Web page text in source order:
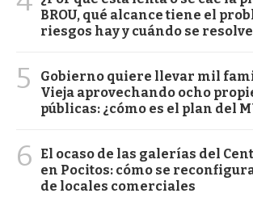
BROU, qué alcance tiene el
riesgos hay y cuándo se
5
Gobierno quiere llevar mil
Vieja aprovechando ocho
públicas: ¿cómo es el plan del
6
El ocaso de las galerías del
en Pocitos: cómo se
de locales comerciales